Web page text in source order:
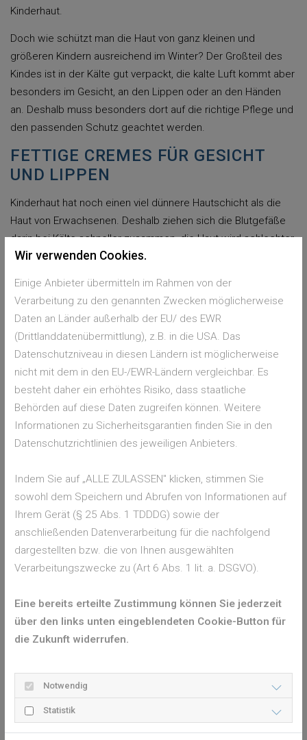
Kinderhaut.
Doch wie schützt man die Haut von ganz kleinen und
größeren Kindern ausreichend im Winter? Der Großteil des
Kindes ist in der Kälte gut verpackt, die kalte Luft kommt aber
besonders im Gesicht, an den Lippen oder an den Händen
an. Deshalb muss besonders dort auf die richtige Pflege und
den passenden Schutz geachtet werden.
FETTIGE CREMES FÜR GESICHT
UND LIPPEN
Kinderhaut hat noch einen viel dünnere Hautschicht als die
Haut von Erwachsenen. Deshalb ziehen sich die Blutgefäße
darin bei Kälte schneller zusammen, die Haut wird schlechter
durchblutet, sie produziert nicht mehr so viel Talg, die
darauf achten, dass das Kind gut eingecremt wird. Doch
welche Inhaltsstoffe sollte eine gute Creme für Kinder im
Denn je mehr Fett enthalten ist, desto besser schirmt sie die
Haut vor der Kälte ab. In Cremes für Kinder sind oft natürliche
Öle von Nachtkerze, Mandeln oder Sesam enthalten.
Außerdem gibt es Cremes mit Wollwachs oder Bienenwachs,
die als Wind- und Wetter-Cremes angeboten werden. Für die
Lippen eignen sich Lippenfettstifte, die auch speziell für
Kinder angeboten werden. Am besten haben die Eltern diese
Lippen und machen die Lippen durch die Feuchtigkeit noch
empfindlicher, sie reißen dann schnell ein.
Auch den restlichen Körper nicht vergessen
Doch nicht nur die freien Körperstellen müssen im Winter gut
Kälte und die dicke Kleidung stark belastet. Ein warmes Bad
macht zwar im Winter nach der Kälte draußen viel Spaß,
allerdings sollte das Wasser nie zu heiß sein, denn dann wird
zu oft gebadet werden, maximal zweimal pro Woche und das
mit rückfettenden Badezusätzen oder Badeölen.
Anschließend sollte die Kinderhaut komplett gut eingecremt
werden, am besten mit einer Creme, die Urea oder enthält
Wir verwenden Cookies.
Einige Anbieter übermitteln im Rahmen von der
Verarbeitung zu den genannten Zwecken möglicherweise
Daten an Länder außerhalb der EU/ des EWR
(Drittlanddatenübermittlung), z.B. in die USA. Das
Datenschutzniveau in diesen Ländern ist möglicherweise
nicht mit dem in den EU-/EWR-Ländern vergleichbar. Es
besteht daher ein erhöhtes Risiko, dass staatliche
Behörden auf diese Daten zugreifen können. Weitere
Informationen zu Sicherheitsgarantien finden Sie in den
Datenschutzrichtlinien des jeweiligen Anbieters.
Indem Sie auf „ALLE ZULASSEN" klicken, stimmen Sie
sowohl dem Speichern und Abrufen von Informationen auf
Ihrem Gerät (§ 25 Abs. 1 TDDDG) sowie der
anschließenden Datenverarbeitung für die nachfolgend
dargestellten bzw. die von Ihnen ausgewählten
Verarbeitungszwecke zu (Art 6 Abs. 1 lit. a. DSGVO).
Eine bereits erteilte Zustimmung können Sie jederzeit
über den links unten eingeblendeten Cookie-Button für
die Zukunft widerrufen.
Notwendig
Statistik